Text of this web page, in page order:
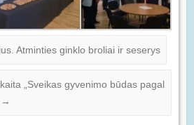
Atminties ginklo broliai ir seserys
„Sveikas gyvenimo būdas pagal
→